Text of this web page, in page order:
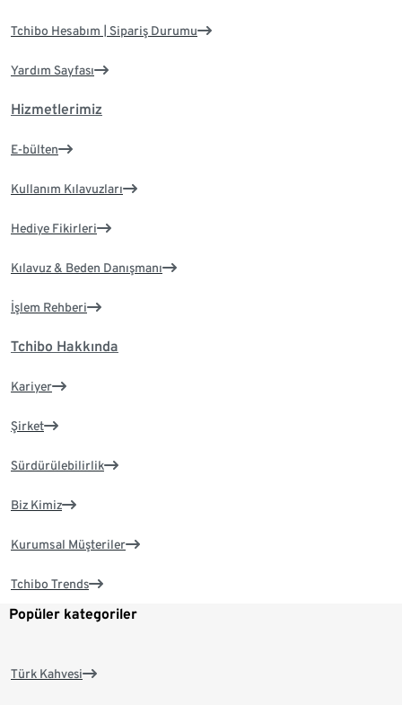
Tchibo Hesabım | Sipariş Durumu
Yardım Sayfası
Hizmetlerimiz
E-bülten
Kullanım Kılavuzları
Hediye Fikirleri
Kılavuz & Beden Danışmanı
İşlem Rehberi
Tchibo Hakkında
Kariyer
Şirket
Sürdürülebilirlik
Biz Kimiz
Kurumsal Müşteriler
Tchibo Trends
Popüler kategoriler
Türk Kahvesi